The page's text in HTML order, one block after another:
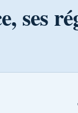
ses